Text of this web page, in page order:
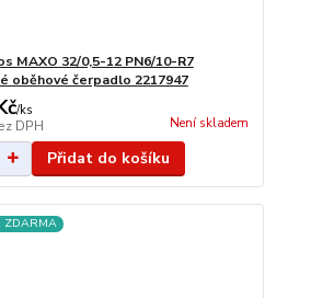
MAXO 32/0,5-12 PN6/10-R7
oběhové čerpadlo 2217947
/ks
DPH Není skladem
Přidat do košíku
ZDARMA